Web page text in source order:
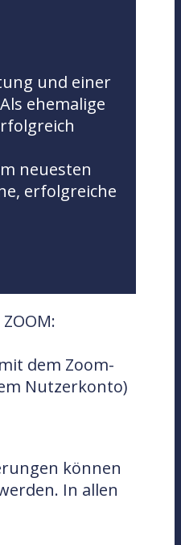
und einer
ehemalige
neuesten
erfolgreiche
dem Zoom-
Nutzerkonto)
können
In allen